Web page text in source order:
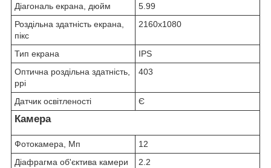
Діагональ екрана, дюйм
5.99
Роздільна здатність екрана,
пікс
2160x1080
Тип екрана
IPS
Оптична роздільна здатність,
ppi
403
Датчик освітленості Є
Камера
Фотокамера, Мп
12
Діафрагма об'єктива камери
2.2